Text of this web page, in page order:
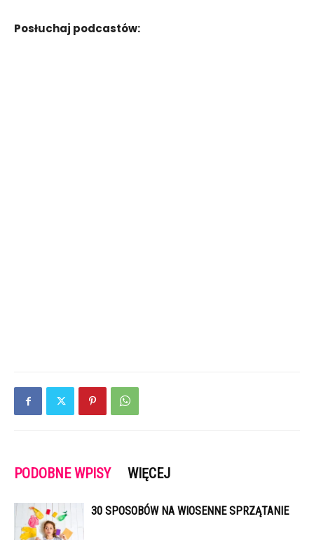
Posłuchaj podcastów:
PODOBNE WPISY WIĘCEJ
30 SPOSOBÓW NA WIOSENNE SPRZĄTANIE